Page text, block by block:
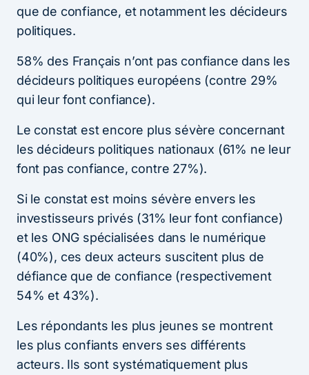
que de confiance, et notamment les décideurs
politiques.
58% des Français n’ont pas confiance dans les
décideurs politiques européens (contre 29%
qui leur font confiance).
Le constat est encore plus sévère concernant
les décideurs politiques nationaux (61% ne leur
font pas confiance, contre 27%).
Si le constat est moins sévère envers les
investisseurs privés (31% leur font confiance)
et les ONG spécialisées dans le numérique
(40%), ces deux acteurs suscitent plus de
défiance que de confiance (respectivement
54% et 43%).
Les répondants les plus jeunes se montrent
les plus confiants envers ses différents
acteurs. Ils sont systématiquement plus